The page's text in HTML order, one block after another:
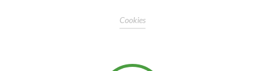
Cookies